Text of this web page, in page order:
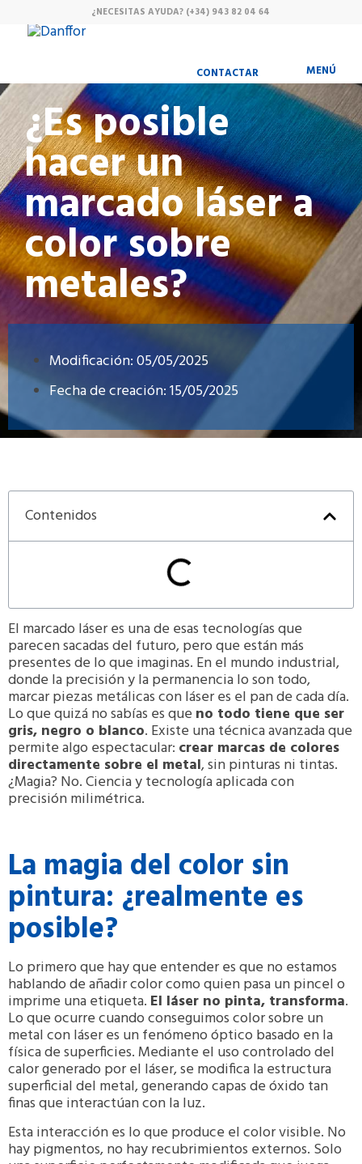
¿NECESITAS AYUDA? (+34) 943 82 04 64
CONTACTAR MENÚ
¿Es posible
hacer un
marcado láser a
color sobre
metales?
Modificación: 05/05/2025
Fecha de creación:15/05/2025
Contenidos
El marcado láser es una de esas tecnologías que
parecen sacadas del futuro, pero que están más
presentes de lo que imaginas. En el mundo industrial,
donde la precisión y la permanencia lo son todo,
marcar piezas metálicas con láser es el pan de cada día.
Lo que quizá no sabías es que no todo tiene que ser
gris, negro o blanco. Existe una técnica avanzada que
permite algo espectacular: crear marcas de colores
directamente sobre el metal, sin pinturas ni tintas.
¿Magia? No. Ciencia y tecnología aplicada con
precisión milimétrica.
La magia del color sin
pintura: ¿realmente es
posible?
Lo primero que hay que entender es que no estamos
hablando de añadir color como quien pasa un pincel o
imprime una etiqueta. El láser no pinta, transforma.
Lo que ocurre cuando conseguimos color sobre un
metal con láser es un fenómeno óptico basado en la
física de superficies. Mediante el uso controlado del
calor generado por el láser, se modifica la estructura
superficial del metal, generando capas de óxido tan
finas que interactúan con la luz.
Esta interacción es lo que produce el color visible. No
hay pigmentos, no hay recubrimientos externos. Solo